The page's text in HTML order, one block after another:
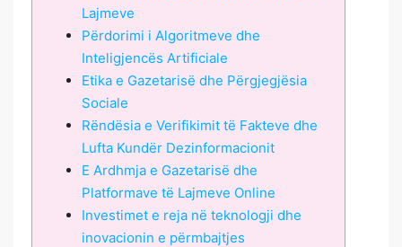
Lajmeve
Përdorimi i Algoritmeve dhe
Inteligjencës Artificiale
Etika e Gazetarisë dhe Përgjegjësia
Sociale
Rëndësia e Verifikimit të Fakteve dhe
Lufta Kundër Dezinformacionit
E Ardhmja e Gazetarisë dhe
Platformave të Lajmeve Online
Investimet e reja në teknologji dhe
inovacionin e përmbajtjes